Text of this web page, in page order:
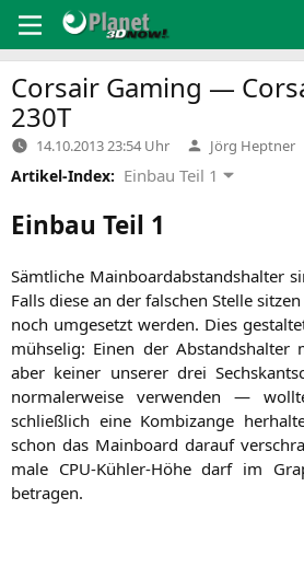
Inhalt
springen
Corsair Gaming —
230T
14.10.2013 23:54 Uhr Verfasst
von
Jörg Heptner
Artikel-Index: Einbau Teil 1
Einbau Teil 1
Sämt­li­che Main­board­ab­stands­hal­ter
Falls die­se an der fal­schen Stel­le
noch umge­setzt wer­den. Dies
müh­se­lig: Einen der Abstands­hal­ter
aber kei­ner unse­rer drei
nor­ma­ler­wei­se ver­wen­den —
schließ­lich eine Kom­bi­zan­ge
schon das Main­board dar­auf
ma­le CPU-Küh­ler-Höhe darf im
betragen.